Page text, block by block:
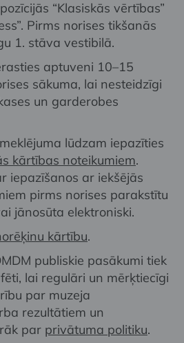
“Klasiskās vērtības”
Pirms norises tikšanās
1. stāva vestibilā.
aptuveni 10–15
sākuma, lai nesteidzīgi
un garderobes
lūdzam iepazīties
kārtības noteikumiem.
iepazīšanos ar iekšējās
pirms norises parakstītu
jānosūta elektroniski.
kārtību.
publiskie pasākumi tiek
lai regulāri un mērķtiecīgi
par muzeja
rezultātiem un
par privātuma politiku.